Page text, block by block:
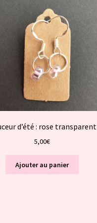
d’été : rose transparent
5,00€
Ajouter au panier